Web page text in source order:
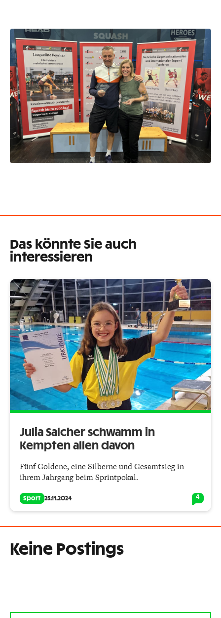
Das könnte Sie auch
interessieren
Julia Salcher schwamm in
Kempten allen davon
Fünf Goldene, eine Silberne und Gesamtsieg in
ihrem Jahrgang beim Sprintpokal.
Sport 25.11.2024 4
Keine Postings